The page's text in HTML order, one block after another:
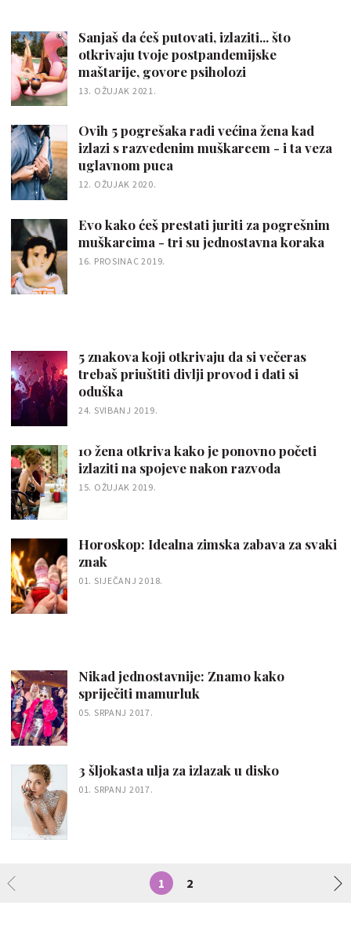
Sanjaš da ćeš putovati, izlaziti... što
otkrivaju tvoje postpandemijske
maštarije, govore psiholozi
13. OŽUJAK 2021.
Ovih 5 pogrešaka radi većina žena kad
izlazi s razvedenim muškarcem - i ta veza
uglavnom puca
12. OŽUJAK 2020.
Evo kako ćeš prestati juriti za pogrešnim
muškarcima - tri su jednostavna koraka
16. PROSINAC 2019.
5 znakova koji otkrivaju da si večeras
trebaš priuštiti divlji provod i dati si
oduška
24. SVIBANJ 2019.
10 žena otkriva kako je ponovno početi
izlaziti na spojeve nakon razvoda
15. OŽUJAK 2019.
Horoskop: Idealna zimska zabava za svaki
znak
01. SIJEČANJ 2018.
Nikad jednostavnije: Znamo kako
spriječiti mamurluk
05. SRPANJ 2017.
3 šljokasta ulja za izlazak u disko
01. SRPANJ 2017.
1 2